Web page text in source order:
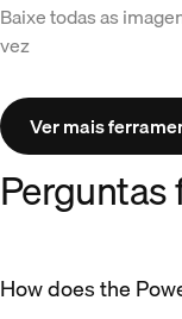
Baixe todas as
vez
Ver mais
How does the